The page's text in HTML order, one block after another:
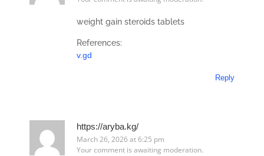
weight gain steroids tablets
References:
v.gd
Reply
https://aryba.kg/
March 26, 2026 at 6:25 pm
Your comment is awaiting moderation.